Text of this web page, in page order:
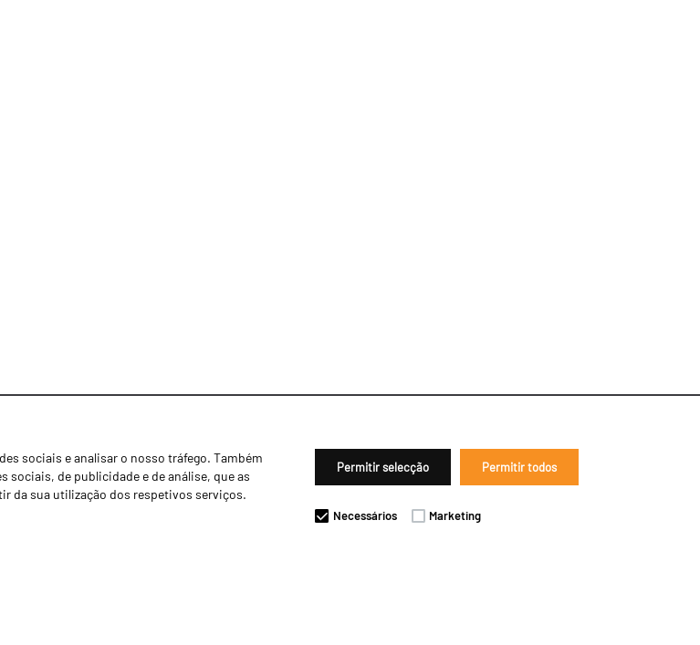
sociais e analisar o nosso tráfego. Também
sociais, de publicidade e de análise, que as
da sua utilização dos respetivos serviços.
Permitir selecção Permitir todos
Necessários Marketing